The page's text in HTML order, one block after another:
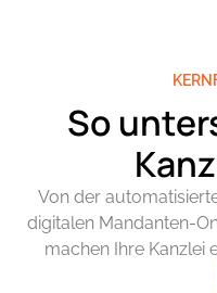
So
Von der
digitalen Mandanten-
machen Ihre Kanzlei